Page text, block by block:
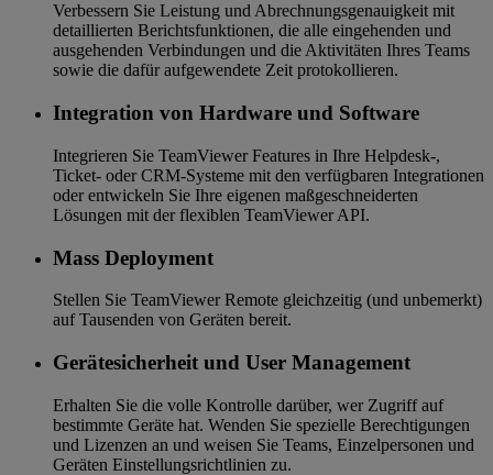
Verbessern Sie Leistung und Abrechnungsgenauigkeit mit
detaillierten Berichtsfunktionen, die alle eingehenden und
ausgehenden Verbindungen und die Aktivitäten Ihres Teams
sowie die dafür aufgewendete Zeit protokollieren.
Integration von Hardware und Software
Integrieren Sie TeamViewer Features in Ihre Helpdesk-,
Ticket- oder CRM-Systeme mit den verfügbaren Integrationen
oder entwickeln Sie Ihre eigenen maßgeschneiderten
Lösungen mit der flexiblen TeamViewer API.
Mass Deployment
Stellen Sie TeamViewer Remote gleichzeitig (und unbemerkt)
auf Tausenden von Geräten bereit.
Gerätesicherheit und User Management
Erhalten Sie die volle Kontrolle darüber, wer Zugriff auf
bestimmte Geräte hat. Wenden Sie spezielle Berechtigungen
und Lizenzen an und weisen Sie Teams, Einzelpersonen und
Geräten Einstellungsrichtlinien zu.